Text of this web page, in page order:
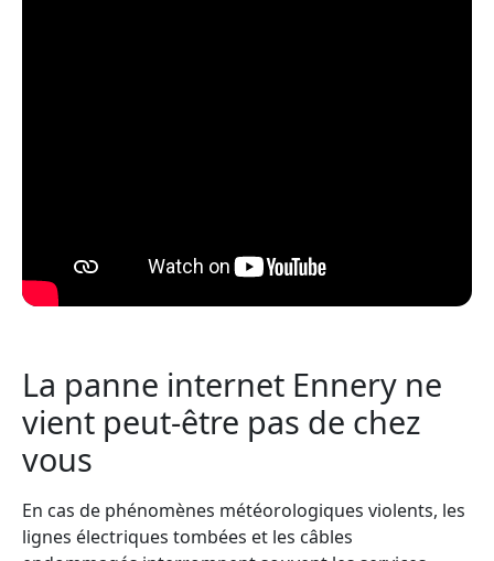
La panne internet Ennery ne
vient peut-être pas de chez
vous
En cas de phénomènes météorologiques violents, les
lignes électriques tombées et les câbles